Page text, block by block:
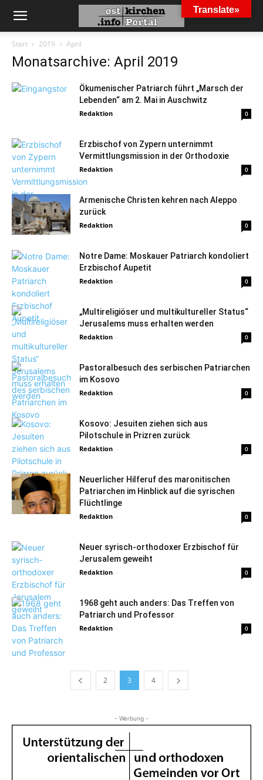
Start 2019 April
Monatsarchive: April 2019
Ökumenischer Patriarch führt „Marsch der
Lebenden“ am 2. Mai in Auschwitz
Redaktion - 0
Erzbischof von Zypern unternimmt
Vermittlungsmission in der Orthodoxie
Redaktion - 0
Armenische Christen kehren nach Aleppo
zurück
Redaktion - 0
Notre Dame: Moskauer Patriarch kondoliert
Erzbischof Aupetit
Redaktion - 0
„Multireligiöser und multikultureller Status“
Jerusalems muss erhalten werden
Redaktion - 0
Pastoralbesuch des serbischen Patriarchen
im Kosovo
Redaktion - 0
Kosovo: Jesuiten ziehen sich aus
Pilotschule in Prizren zurück
Redaktion - 0
Neuerlicher Hilferuf des maronitischen
Patriarchen im Hinblick auf die syrischen
Flüchtlinge
Redaktion - 0
Neuer syrisch-orthodoxer Erzbischof für
Jerusalem geweiht
Redaktion - 0
1968 geht auch anders: Das Treffen von
Patriarch und Professor
Redaktion - 0
2 3 4
- Werbung -
Translate»